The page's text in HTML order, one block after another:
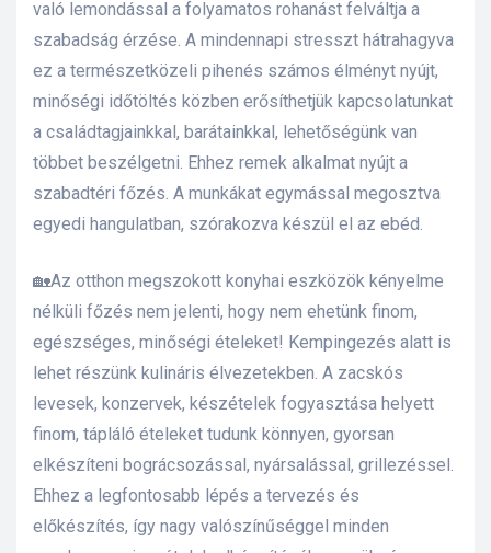
való lemondással a folyamatos rohanást felváltja a
szabadság érzése. A mindennapi stresszt hátrahagyva
ez a természetközeli pihenés számos élményt nyújt,
minőségi időtöltés közben erősíthetjük kapcsolatunkat
a családtagjainkkal, barátainkkal, lehetőségünk van
többet beszélgetni. Ehhez remek alkalmat nyújt a
szabadtéri főzés. A munkákat egymással megosztva
egyedi hangulatban, szórakozva készül el az ebéd.
🏡Az otthon megszokott konyhai eszközök kényelme
nélküli főzés nem jelenti, hogy nem ehetünk finom,
egészséges, minőségi ételeket! Kempingezés alatt is
lehet részünk kulináris élvezetekben. A zacskós
levesek, konzervek, készételek fogyasztása helyett
finom, tápláló ételeket tudunk könnyen, gyorsan
elkészíteni bográcsozással, nyársalással, grillezéssel.
Ehhez a legfontosabb lépés a tervezés és
előkészítés, így nagy valószínűséggel minden
ml
és E-